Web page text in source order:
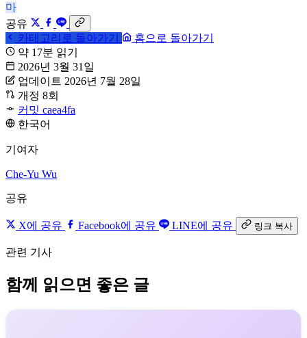
마
공유
카테고리로 돌아가기
홈으로 돌아가기
약 17분 읽기
2026년 3월 31일
업데이트 2026년 7월 28일
개정 8회
커밋 caea4fa
한국어
기여자
Che-Yu Wu
공유
X에 공유 Facebook에 공유 LINE에 공유 링크 복사
관련 기사
함께 읽으면 좋은 글